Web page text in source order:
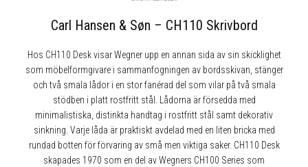
Carl Hansen & Søn – CH110 Skrivbord
Hos CH110 Desk visar Wegner upp en annan sida av sin skicklighet
som möbelformgivare i sammanfogningen av bordsskivan, stänger
och två smala lådor i en stor fanérad del som vilar på två smala
stödben i platt rostfritt stål. Lådorna är försedda med
minimalistiska, distinkta handtag i rostfritt stål samt dekorativ
sinkning. Varje låda är praktiskt avdelad med en liten bricka med
rundad botten för förvaring av små men viktiga saker. CH110 Desk
skapades 1970 som en del av Wegners CH100 Series som